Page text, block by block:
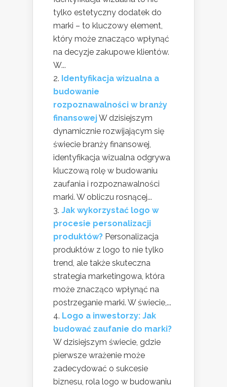
tylko estetyczny dodatek do
marki – to kluczowy element,
który może znacząco wpłynąć
na decyzje zakupowe klientów.
W...
Identyfikacja wizualna a
budowanie
rozpoznawalności w branży
finansowejW dzisiejszym
dynamicznie rozwijającym się
świecie branży finansowej,
identyfikacja wizualna odgrywa
kluczową rolę w budowaniu
zaufania i rozpoznawalności
marki. W obliczu rosnącej...
Jak wykorzystać logo w
procesie personalizacji
produktów? Personalizacja
produktów z logo to nie tylko
trend, ale także skuteczna
strategia marketingowa, która
może znacząco wpłynąć na
postrzeganie marki. W świecie,...
Logo a inwestorzy: Jak
budować zaufanie do marki?
W dzisiejszym świecie, gdzie
pierwsze wrażenie może
zadecydować o sukcesie
biznesu, rola logo w budowaniu